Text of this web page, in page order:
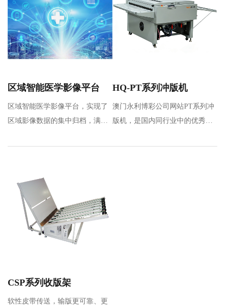
区域智能医学影像平台
区域智能医学影像平台，实现了
区域影像数据的集中归档，满足
HQ-PT系列冲版机
澳门永利博彩公司网站PT系列冲
版机，是国内同行业中的优秀品
CSP系列收版架
软性皮带传送，输版更可靠、更